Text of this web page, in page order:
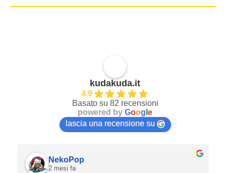
kudakuda.it
4.9
Basato su 82 recensioni
powered by Goog e
lascia una recensione su
NekoPop
2 mesi fa